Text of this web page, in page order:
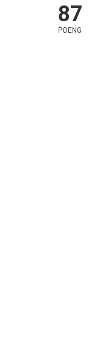
87
POENG